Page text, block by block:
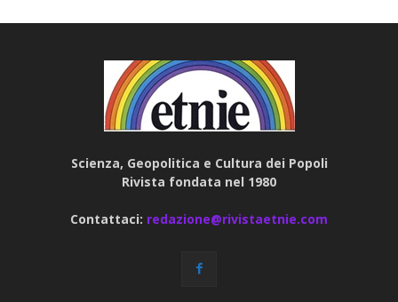
Scienza, Geopolitica e Cultura dei Popoli
Rivista fondata nel 1980
Contattaci: redazione@rivistaetnie.com